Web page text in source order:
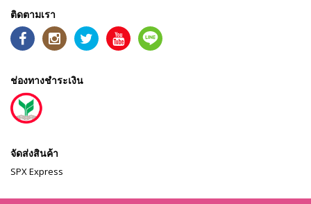
ติดตามเรา
ช่องทางชำระเงิน
จัดส่งสินค้า
SPX Express